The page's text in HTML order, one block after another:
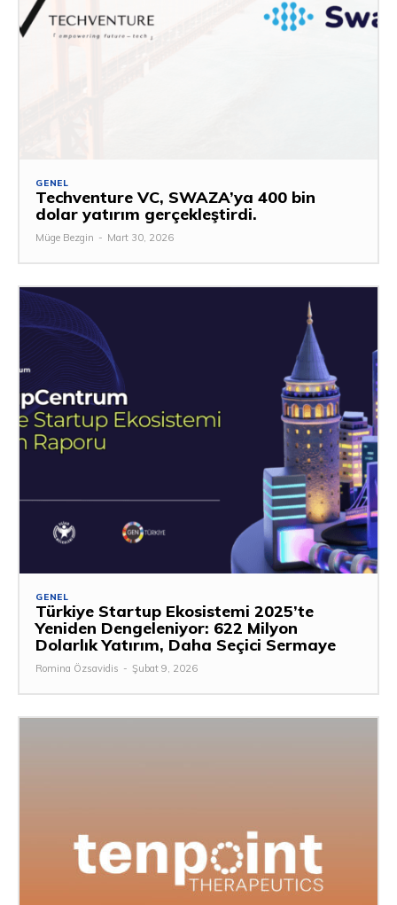
GENEL
Techventure VC, SWAZA’ya 400 bin
dolar yatırım gerçekleştirdi.
Müge Bezgin - Mart 30, 2026
GENEL
Türkiye Startup Ekosistemi 2025’te
Yeniden Dengeleniyor: 622 Milyon
Dolarlık Yatırım, Daha Seçici Sermaye
Romina Özsavidis - Şubat 9, 2026